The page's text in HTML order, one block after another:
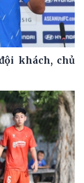
khách, chủ